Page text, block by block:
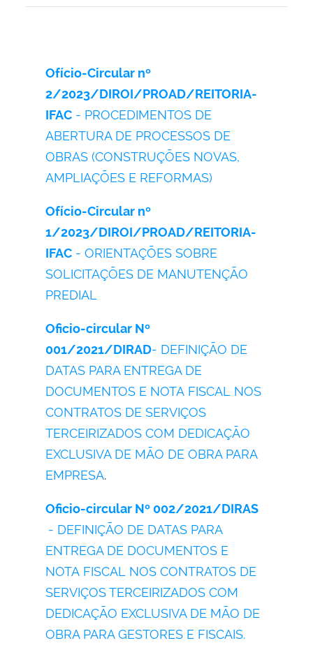
Ofício-Circular nº
2/2023/DIROI/PROAD/REITORIA-
IFAC - PROCEDIMENTOS DE
ABERTURA DE PROCESSOS DE
OBRAS (CONSTRUÇÕES NOVAS,
AMPLIAÇÕES E REFORMAS)
Ofício-Circular nº
1/2023/DIROI/PROAD/REITORIA-
IFAC - ORIENTAÇÕES SOBRE
SOLICITAÇÕES DE MANUTENÇÃO
PREDIAL
Oficio-circular Nº
001/2021/DIRAD- DEFINIÇÃO DE
DATAS PARA ENTREGA DE
DOCUMENTOS E NOTA FISCAL NOS
CONTRATOS DE SERVIÇOS
TERCEIRIZADOS COM DEDICAÇÃO
EXCLUSIVA DE MÃO DE OBRA PARA
EMPRESA.
Oficio-circular Nº 002/2021/DIRAS
- DEFINIÇÃO DE DATAS PARA
ENTREGA DE DOCUMENTOS E
NOTA FISCAL NOS CONTRATOS DE
SERVIÇOS TERCEIRIZADOS COM
DEDICAÇÃO EXCLUSIVA DE MÃO DE
OBRA PARA GESTORES E FISCAIS.